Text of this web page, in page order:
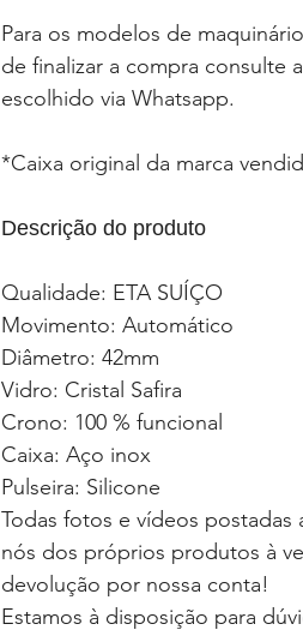
Para os modelos de
de finalizar a compra consulte
escolhido via Whatsapp.
*Caixa original da marca
Descrição do produto
Qualidade: ETA SUÍÇO
Movimento: Automático
Diâmetro: 42mm
Vidro: Cristal Safira
Crono: 100 % funcional
Caixa: Aço inox
Pulseira: Silicone
Todas fotos e vídeos postadas
nós dos próprios produtos à
devolução por nossa conta!
Estamos à disposição para